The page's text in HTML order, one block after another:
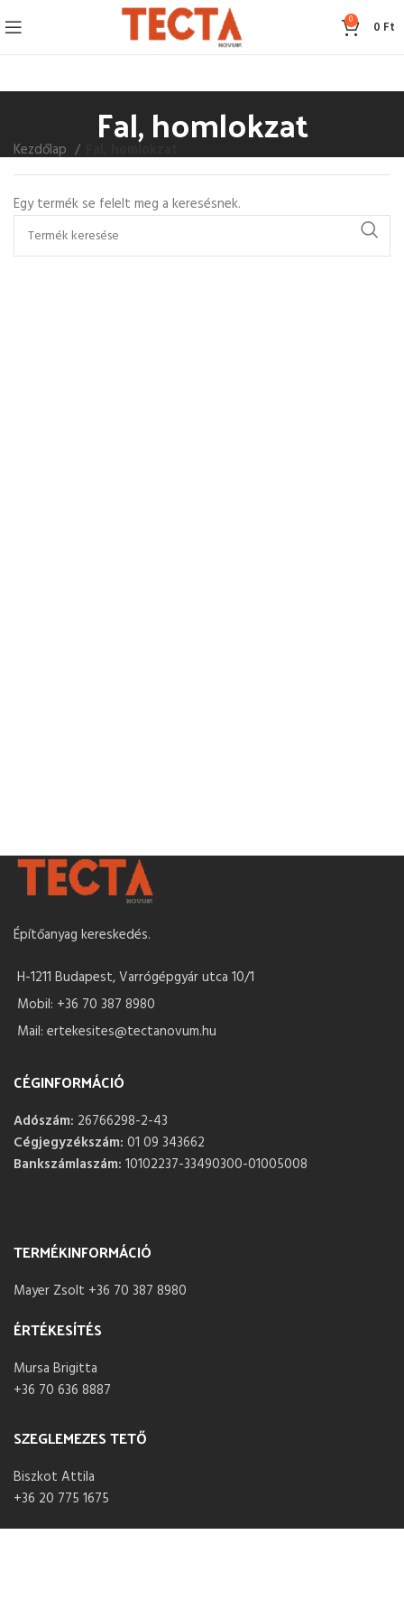
0 0 Ft
Fal, homlokzat
Kezdőlap Fal, homlokzat
Egy termék se felelt meg a keresésnek.
Építőanyag kereskedés.
H-1211 Budapest, Varrógépgyár utca 10/1
Mobil: +36 70 387 8980
Mail: ertekesites@tectanovum.hu
CÉGINFORMÁCIÓ
Adószám: 26766298-2-43
Cégjegyzékszám: 01 09 343662
Bankszámlaszám: 10102237-33490300-01005008
TERMÉKINFORMÁCIÓ
Mayer Zsolt +36 70 387 8980
ÉRTÉKESÍTÉS
Mursa Brigitta
+36 70 636 8887
SZEGLEMEZES TETŐ
Biszkot Attila
+36 20 775 1675
NYITVA TARTÁS